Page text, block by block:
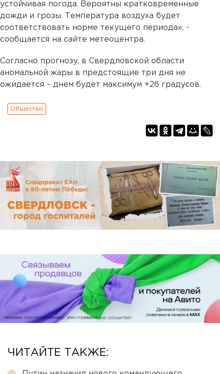
устойчивая погода. Вероятны кратковременные
дожди и грозы. Температура воздуха будет
соответствовать норме текущего периода», -
сообщается на сайте метеоцентра.
Согласно прогнозу, в Свердловской области
аномальной жары в предстоящие три дня не
ожидается – днем будет максимум +26 градусов.
Общество
ЧИТАЙТЕ ТАКЖЕ: